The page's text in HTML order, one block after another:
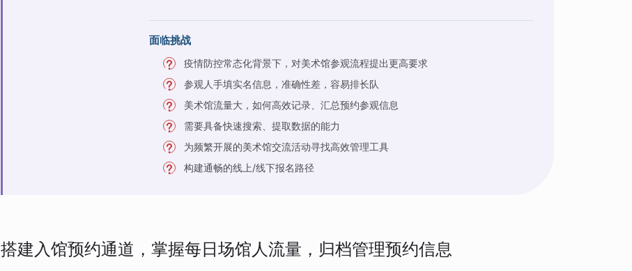
面临挑战
疫情防控常态化背景下，对美术馆参观流程提出更高要求
参观人手填实名信息，准确性差，容易排长队
美术馆流量大，如何高效记录、汇总预约参观信息
需要具备快速搜索、提取数据的能力
为频繁开展的美术馆交流活动寻找高效管理工具
构建通畅的线上/线下报名路径
搭建入馆预约通道，掌握每日场馆人流量，归档管理预约信息